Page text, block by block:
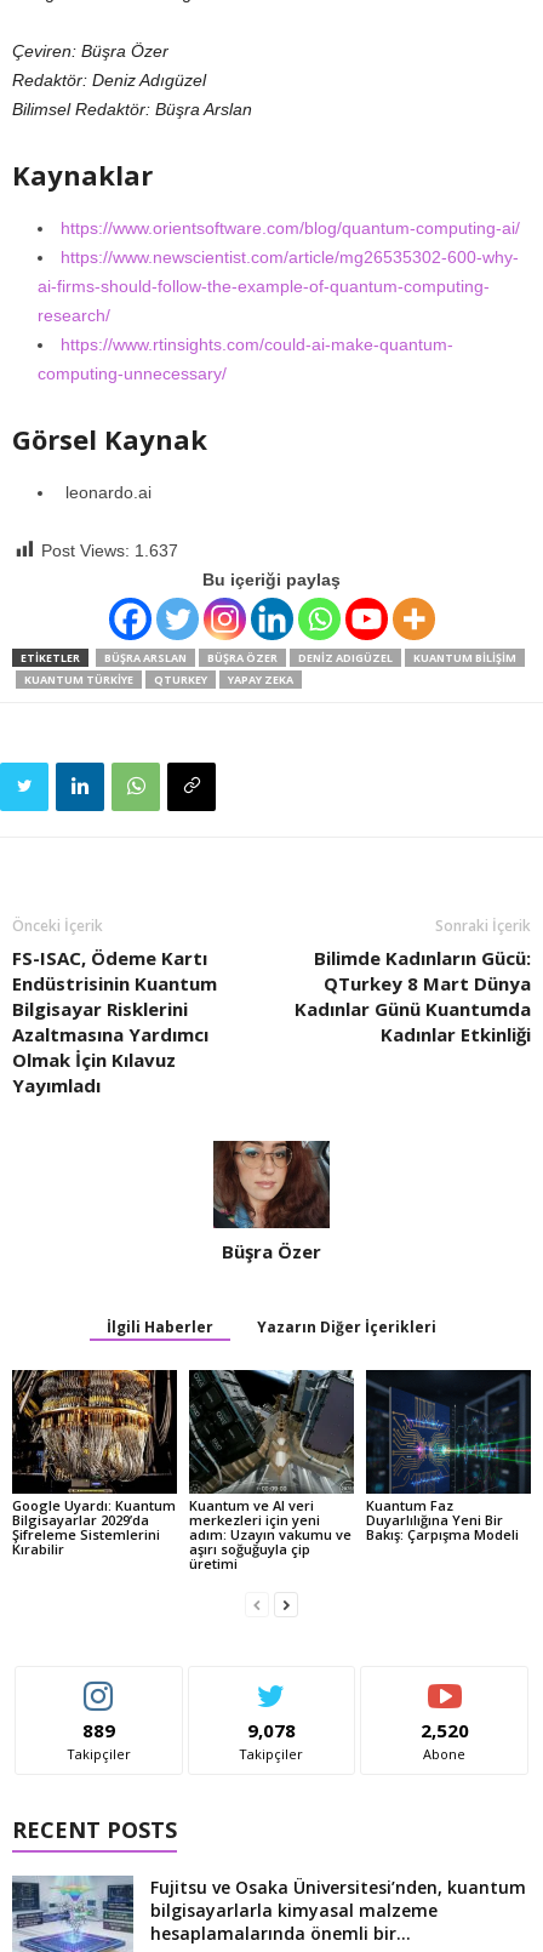
Çeviren: Büşra Özer
Redaktör: Deniz Adıgüzel
Bilimsel Redaktör: Büşra Arslan
Kaynaklar
https://www.orientsoftware.com/blog/quantum-computing-ai/
https://www.newscientist.com/article/mg26535302-600-why-
ai-firms-should-follow-the-example-of-quantum-computing-
research/
https://www.rtinsights.com/could-ai-make-quantum-
computing-unnecessary/
Görsel Kaynak
leonardo.ai
Post Views: 1.637
Bu içeriği paylaş
ETIKETLER BÜŞRA ARSLAN BÜŞRA ÖZER DENIZ ADIGÜZEL
KUANTUM BILIŞIM
KUANTUM TÜRKIYE
QTURKEY YAPAY ZEKA
Önceki İçerik
FS-ISAC, Ödeme Kartı
Endüstrisinin Kuantum
Bilgisayar Risklerini
Azaltmasına Yardımcı
Olmak İçin Kılavuz
Yayımladı
Sonraki İçerik
Bilimde Kadınların Gücü:
QTurkey 8 Mart Dünya
Kadınlar Günü Kuantumda
Kadınlar Etkinliği
Büşra Özer
İlgili Haberler Yazarın Diğer İçerikleri
Google Uyardı: Kuantum
Bilgisayarlar 2029’da
Şifreleme Sistemlerini
Kırabilir
Kuantum ve AI veri
merkezleri için yeni
adım: Uzayın vakumu ve
aşırı soğuğuyla çip
üretimi
Kuantum Faz
Duyarlılığına Yeni Bir
Bakış: Çarpışma Modeli
889
Takipçiler
9,078
Takipçiler
2,520
Abone
RECENT POSTS
Fujitsu ve Osaka Üniversitesi’nden, kuantum
bilgisayarlarla kimyasal malzeme
hesaplamalarında önemli bir...